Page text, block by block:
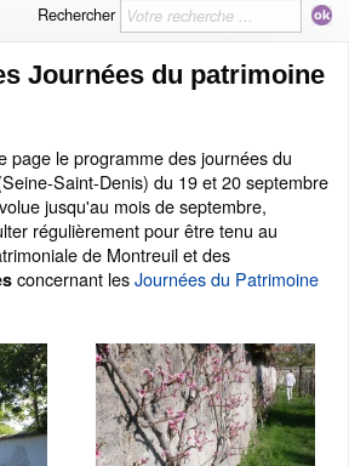
Rechercher
Journées du patrimoine
page le programme des journées du
Saint-Denis) du 19 et 20 septembre
jusqu'au mois de septembre,
régulièrement pour être tenu au
de Montreuil et des
concernant lesJournées du Patrimoine